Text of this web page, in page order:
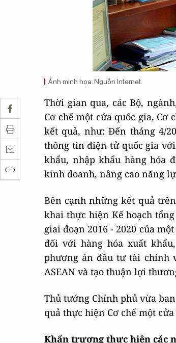
Ảnh minh họa. Nguồn Internet.
Thời gian qua, các Bộ,
Cơ chế một cửa quốc gia,
kết quả, như: Đến tháng 4/
thông tin điện tử quốc gia
khẩu, nhập khẩu hàng hóa
kinh doanh, nâng cao năng
Bên cạnh những kết quả
khai thực hiện Kế hoạch
giai đoạn 2016 - 2020 của
đối với hàng hóa xuất
phương án đầu tư tài chính
ASEAN và tạo thuận lợi
Thủ tướng Chính phủ vừa
quả thực hiện Cơ chế một
Khẩn trương thực hiện các